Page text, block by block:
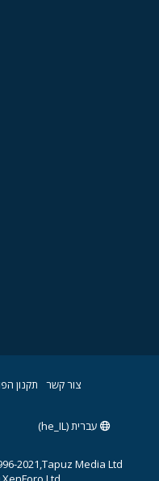
צור קשר תקנון
עברית (he_IL)
2021,Tapuz Media Ltd.